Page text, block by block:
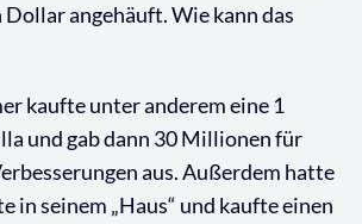
angehäuft. Wie kann das
kaufte unter anderem eine 1
und gab dann 30 Millionen für
aus. Außerdem hatte
in seinem „Haus“ und kaufte einen